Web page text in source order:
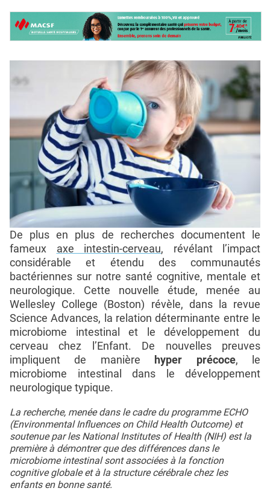
De plus en plus de recherches documentent le
fameux axe intestin-cerveau, révélant l’impact
considérable et étendu des communautés
bactériennes sur notre santé cognitive, mentale et
neurologique. Cette nouvelle étude, menée au
Wellesley College (Boston) révèle, dans la revue
Science Advances, la relation déterminante entre le
microbiome intestinal et le développement du
cerveau chez l’Enfant. De nouvelles preuves
impliquent de manière
hyper précoce, le
microbiome intestinal dans le développement
neurologique typique.
La recherche, menée dans le cadre du programme ECHO
(Environmental Influences on Child Health Outcome) et
soutenue par les National Institutes of Health (NIH) est la
première à démontrer que des différences dans le
microbiome intestinal sont associées à la fonction
cognitive globale et à la structure cérébrale chez les
enfants en bonne santé.